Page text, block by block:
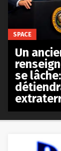
SPACE
Un
se